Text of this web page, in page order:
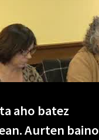
aho batez
Aurten baino